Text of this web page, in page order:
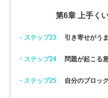
第6章 上手く
・ステップ23 引き寄せがう
・ステップ24 問題が起こる
・ステップ25 自分のブロック